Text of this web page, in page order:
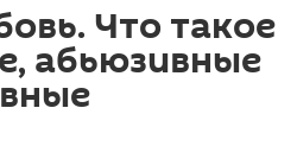
Что такое
абьюзивные